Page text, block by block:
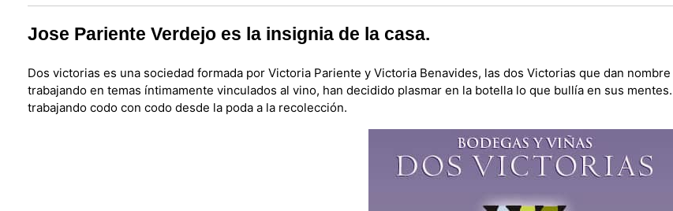
Jose Pariente Verdejo es la insignia de la casa.
Dos victorias es una sociedad formada por Victoria Pariente y Victoria Benavides, las dos Victorias que dan
trabajando en temas íntimamente vinculados al vino, han decidido plasmar en la botella lo que bullía en sus
trabajando codo con codo desde la poda a la recolección.